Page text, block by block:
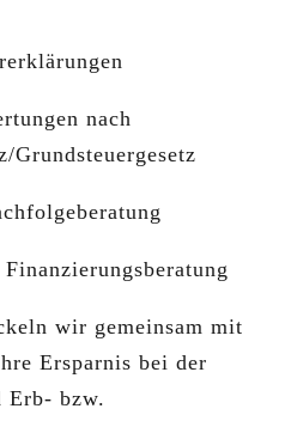
nach
Grundsteuergesetz
wir gemeinsam mit
Ersparnis bei der
Erb- bzw.